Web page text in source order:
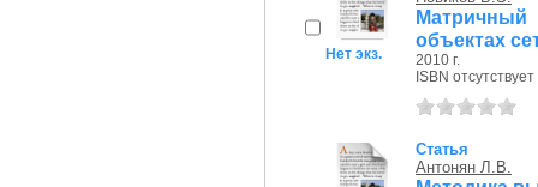
Нет экз.
объектах
2010 г.
ISBN отсутствует
Статья
Антонян Л.В.